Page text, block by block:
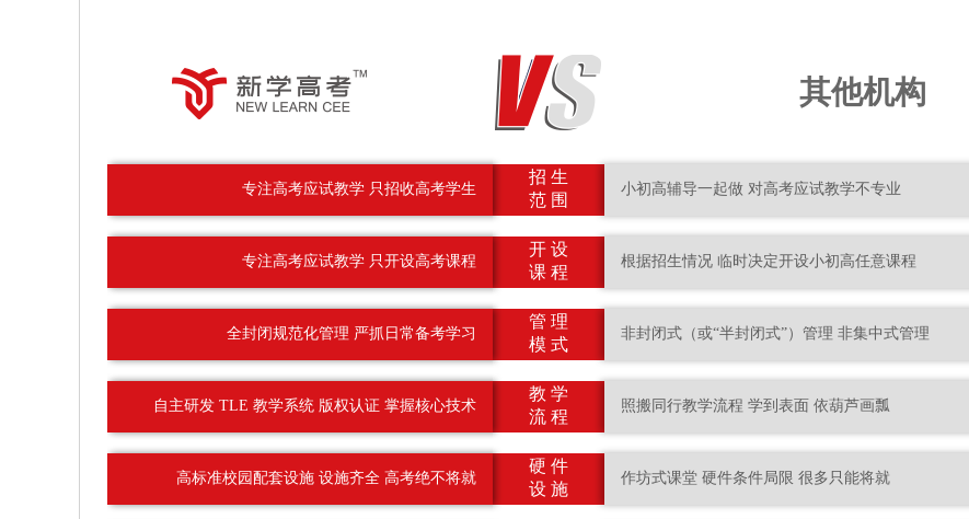
其他机构
专注高考应试教学 只招收高考学生
专注高考应试教学 只开设高考课程
全封闭规范化管理 严抓日常备考学习
自主研发 TLE 教学系统 版权认证 掌握核心技术
高标准校园配套设施 设施齐全 高考绝不将就
招 生
范 围
开 设
课 程
管 理
模 式
教 学
流 程
硬 件
设 施
小初高辅导一起做 对高考应试教学不专业
根据招生情况 临时决定开设小初高任意课程
非封闭式（或“半封闭式”）管理 非集中式管理
照搬同行教学流程 学到表面 依葫芦画瓢
作坊式课堂 硬件条件局限 很多只能将就